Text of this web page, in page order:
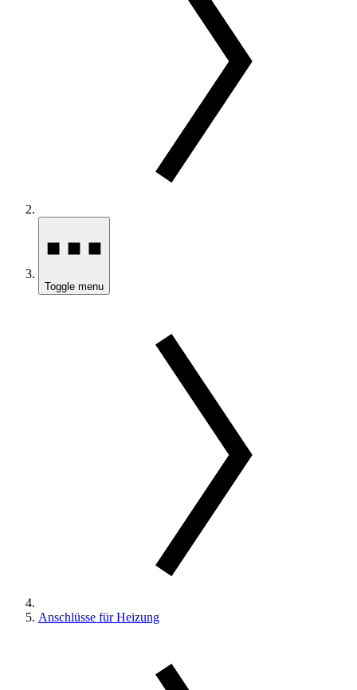
Toggle menu
Anschlüsse für Heizung